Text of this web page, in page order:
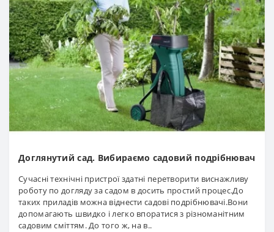
Доглянутий сад. Вибираємо садовий подрібнювач
Сучасні технічні пристрої здатні перетворити виснажливу
роботу по догляду за садом в досить простий процес.До
таких приладів можна віднести садові подрібнювачі.Вони
допомагають швидко і легко впоратися з різноманітним
садовим сміттям. До того ж, на в..